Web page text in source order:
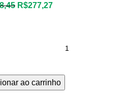
R$277,27
ao carrinho